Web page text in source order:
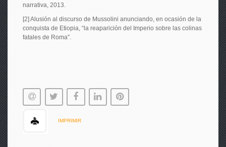
narrativa, 2013.
[2] Alusión al discurso de Mussolini anunciando, en ocasión de la
conquista de Etiopia, “la reaparición del Imperio sobre las colinas
fatales de Roma”.
IMPRIMIR